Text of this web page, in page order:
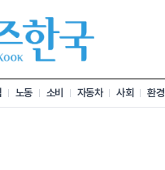
노동 소비 자동차 사회 환경